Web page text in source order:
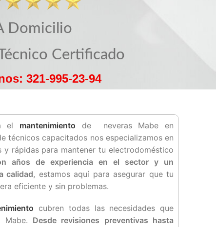
Domicilio
Certificado
321-995-23-94
el mantenimiento de neveras Mabe en
técnicos capacitados nos especializamos en
rápidas para mantener tu electrodoméstico
años de experiencia en el sector y un
calidad, estamos aquí para asegurar que tu
eficiente y sin problemas.
cubren todas las necesidades que
Mabe. Desde revisiones preventivas hasta